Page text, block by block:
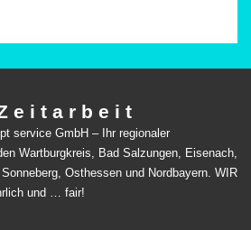
e i t a r b e i t
service GmbH – Ihr regionaler
Wartburgkreis, Bad Salzungen, Eisenach,
Osthessen und Nordbayern. WIR
und … fair!